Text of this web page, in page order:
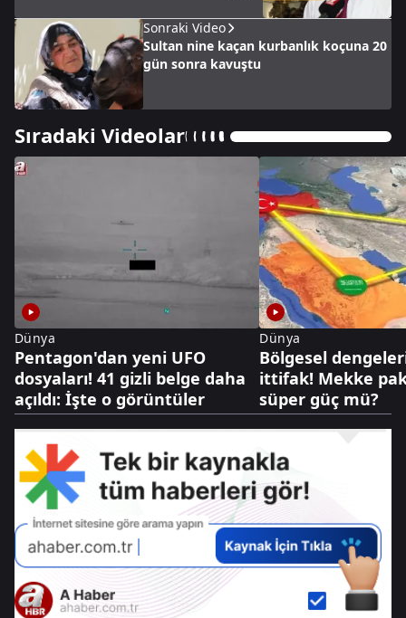
Sonraki Video
Sultan nine kaçan kurbanlık koçuna 20
gün sonra kavuştu
Sıradaki Videolar
Dünya
Pentagon'dan yeni UFO
dosyaları! 41 gizli belge daha
açıldı: İşte o görüntüler
Dünya
Bölgesel
ittifak! Mekke
süper güç mü?